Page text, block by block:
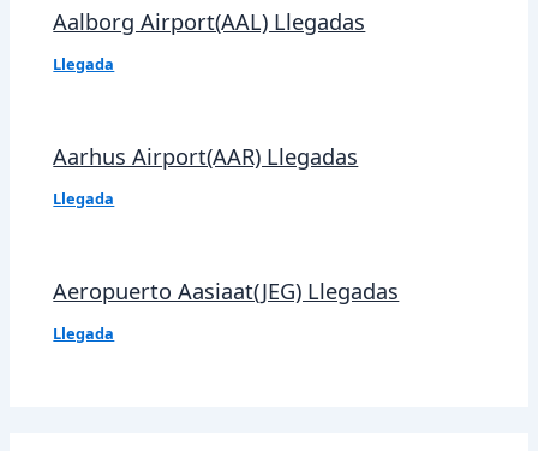
Aalborg Airport(AAL) Llegadas
Llegada
Aarhus Airport(AAR) Llegadas
Llegada
Aeropuerto Aasiaat(JEG) Llegadas
Llegada